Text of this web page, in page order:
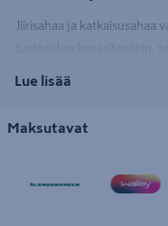
Jiirisahaa ja katkaisusahaa
siirreltyä ja käytettyä
Lue lisää
Maksutavat